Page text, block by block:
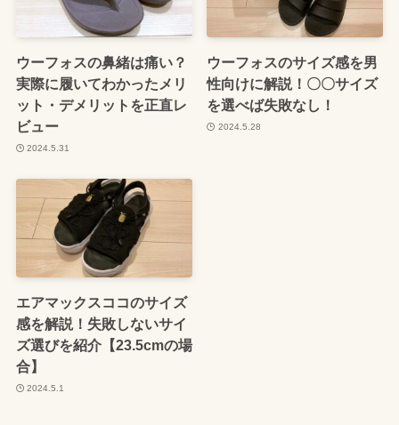
ウーフォスの鼻緒は痛い？
実際に履いてわかったメリ
ット・デメリットを正直レ
ビュー
2024.5.31
ウーフォスのサイズ感を男
性向けに解説！〇〇サイズ
を選べば失敗なし！
2024.5.28
エアマックスココのサイズ
感を解説！失敗しないサイ
ズ選びを紹介【23.5cmの場
合】
2024.5.1